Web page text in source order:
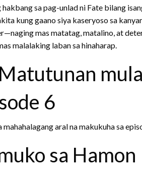
sa pag-unlad ni Fate bilang
kung gaano siya kaseryoso sa
mas matatag, matalino, at
malalaking laban sa hinaharap.
6
aral na makukuha sa
sa Hamon